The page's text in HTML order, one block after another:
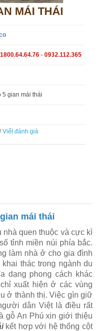
MÁI THÁI
1800.64.64.76 - 0932.112.365
5 gian mái thái
/Viết đánh giá
mái thái
nhà quen thuộc và cực kì
tỉnh miền núi phía bắc.
làm nhà ở cho gia đình
thác trong ngành du
dạng phong cách khác
xuất hiện ở các vùng
ở thành thị. Việc gìn giữ
dân Việt là điều rất
gỗ An Phú xin giới thiệu
kết hợp với hệ thống cột